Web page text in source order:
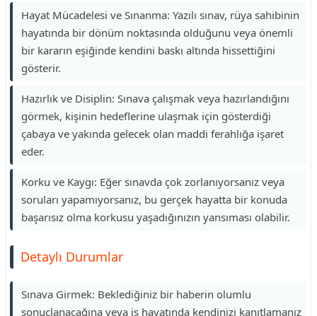
Hayat Mücadelesi ve Sınanma: Yazılı sınav, rüya sahibinin
hayatında bir dönüm noktasında olduğunu veya önemli
bir kararın eşiğinde kendini baskı altında hissettiğini
gösterir.
Hazırlık ve Disiplin: Sınava çalışmak veya hazırlandığını
görmek, kişinin hedeflerine ulaşmak için gösterdiği
çabaya ve yakında gelecek olan maddi ferahlığa işaret
eder.
Korku ve Kaygı: Eğer sınavda çok zorlanıyorsanız veya
soruları yapamıyorsanız, bu gerçek hayatta bir konuda
başarısız olma korkusu yaşadığınızın yansıması olabilir.
Detaylı Durumlar
Sınava Girmek: Beklediğiniz bir haberin olumlu
sonuçlanacağına veya iş hayatında kendinizi kanıtlamanız